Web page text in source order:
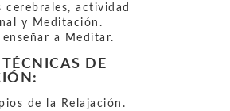
cerebrales, actividad
y Meditación.
enseñar a Meditar.
DE
de la Relajación.